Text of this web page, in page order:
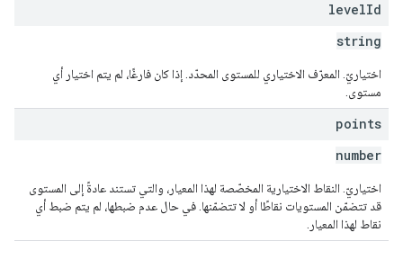
levelId
string
اختياريّ. المعرّف الاختياري للمستوى المحدّد. إذا كان فارغًا، لم يتم اختيار أي
مستوى.
points
number
اختياريّ. النقاط الاختيارية المخصّصة لهذا المعيار، والتي تستند عادةً إلى المستوى
قد تتضمّن المستويات نقاطًا أو لا تتضمّنها. في حال عدم ضبطها، لم يتم ضبط أي
نقاط لهذا المعيار.